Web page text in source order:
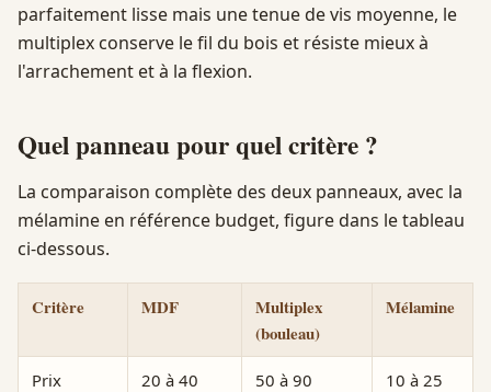
parfaitement lisse mais une tenue de vis moyenne, le
multiplex conserve le fil du bois et résiste mieux à
l'arrachement et à la flexion.
Quel panneau pour quel critère ?
La comparaison complète des deux panneaux, avec la
mélamine en référence budget, figure dans le tableau
ci-dessous.
Critère MDF
Multiplex
(bouleau)
Mélamine
Prix
20 à 40
50 à 90
10 à 25